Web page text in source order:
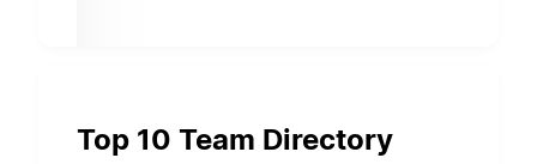
Top 10 Team Directory